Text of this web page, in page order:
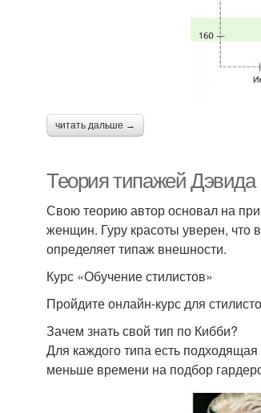
читать дальше →
Теория типажей Дэвида
Свою теорию автор основал на
женщин. Гуру красоты уверен, что
определяет типаж внешности.
Курс «Обучение стилистов»
Пройдите онлайн-курс для
Зачем знать свой тип по Кибби?
Для каждого типа есть
меньше времени на подбор